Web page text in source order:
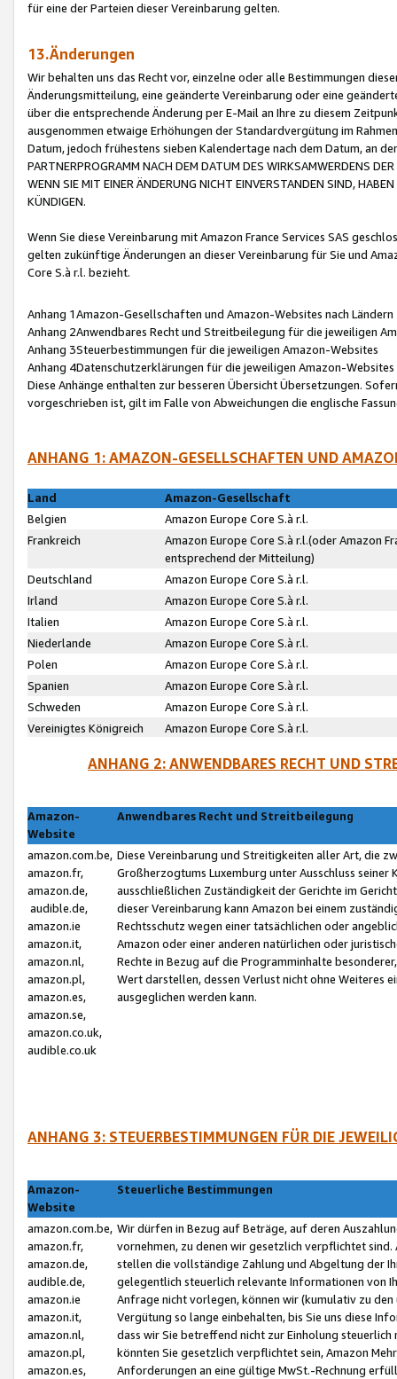
für eine der Parteien dieser Vereinbarung gelten.
13.Änderungen
Wir behalten uns das Recht vor, einzelne oder alle Bestimmungen
Änderungsmitteilung, eine geänderte Vereinbarung oder eine
über die entsprechende Änderung per E-Mail an Ihre zu diesem
ausgenommen etwaige Erhöhungen der Standardvergütung im
Datum, jedoch frühestens sieben Kalendertage nach dem Datum, an
PARTNERPROGRAMM NACH DEM DATUM DES WIRKSAMWERDENS
WENN SIE MIT EINER ÄNDERUNG NICHT EINVERSTANDEN SIND,
KÜNDIGEN.
Wenn Sie diese Vereinbarung mit Amazon France Services SAS
gelten zukünftige Änderungen an dieser Vereinbarung für Sie und
Core S.à r.l. bezieht.
Anhang 1Amazon-Gesellschaften und Amazon-Websites nach Ländern
Anhang 2Anwendbares Recht und Streitbeilegung für die jeweiligen
Anhang 3Steuerbestimmungen für die jeweiligen Amazon-Websites
Anhang 4Datenschutzerklärungen für die jeweiligen Amazon-Websites
Diese Anhänge enthalten zur besseren Übersicht Übersetzungen.
vorgeschrieben ist, gilt im Falle von Abweichungen die englische
ANHANG 1: AMAZON-GESELLSCHAFTEN UND
Land
Amazon-Gesellschaft
Belgien
Amazon Europe Core S.à r.l.
Frankreich
Amazon Europe Core S.à r.l.(oder Amazon
entsprechend der Mitteilung)
Deutschland
Amazon Europe Core S.à r.l.
Irland
Amazon Europe Core S.à r.l.
Italien
Amazon Europe Core S.à r.l.
Niederlande
Amazon Europe Core S.à r.l.
Polen
Amazon Europe Core S.à r.l.
Spanien
Amazon Europe Core S.à r.l.
Schweden
Amazon Europe Core S.à r.l.
Vereinigtes Königreich
Amazon Europe Core S.à r.l.
ANHANG 2: ANWENDBARES RECHT UND
Amazon-
Website
Anwendbares Recht und Streitbeilegung
amazon.com.be,
amazon.fr,
amazon.de,
audible.de,
amazon.ie
amazon.it,
amazon.nl,
amazon.pl,
amazon.es,
amazon.se,
amazon.co.uk,
audible.co.uk
Diese Vereinbarung und Streitigkeiten aller Art, die
Großherzogtums Luxemburg unter Ausschluss
ausschließlichen Zuständigkeit der Gerichte im
dieser Vereinbarung kann Amazon bei einem
Rechtsschutz wegen einer tatsächlichen oder
Amazon oder einer anderen natürlichen oder
Rechte in Bezug auf die Programminhalte
Wert darstellen, dessen Verlust nicht ohne Weiteres
ausgeglichen werden kann.
ANHANG 3: STEUERBESTIMMUNGEN FÜR DIE
Amazon-
Website
Steuerliche Bestimmungen
amazon.com.be,
amazon.fr,
amazon.de,
audible.de,
amazon.ie
amazon.it,
amazon.nl,
amazon.pl,
amazon.es,
Wir dürfen in Bezug auf Beträge, auf deren
vornehmen, zu denen wir gesetzlich verpflichtet
stellen die vollständige Zahlung und Abgeltung der
gelegentlich steuerlich relevante Informationen von
Anfrage nicht vorlegen, können wir (kumulativ zu
Vergütung so lange einbehalten, bis Sie uns diese
dass wir Sie betreffend nicht zur Einholung
könnten Sie gesetzlich verpflichtet sein, Amazon
Anforderungen an eine gültige MwSt.-Rechnung